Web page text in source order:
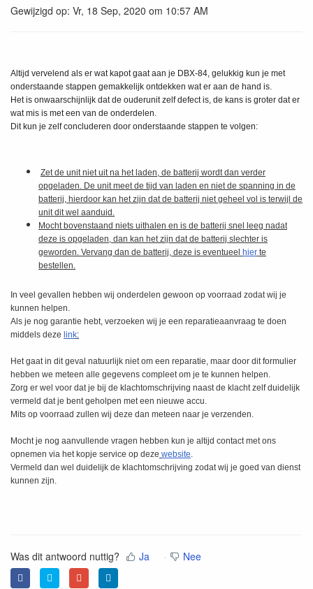
Gewijzigd op: Vr, 18 Sep, 2020 om 10:57 AM
Altijd vervelend als er wat kapot gaat aan je DBX-84, gelukkig kun je met
onderstaande stappen gemakkelijk ontdekken wat er aan de hand is.
Het is onwaarschijnlijk dat de ouderunit zelf defect is, de kans is groter dat er
wat mis is met een van de onderdelen.
Dit kun je zelf concluderen door onderstaande stappen te volgen:
Zet de unit niet uit na het laden, de batterij wordt dan verder
opgeladen. De unit meet de tijd van laden en niet de spanning in de
batterij, hierdoor kan het zijn dat de batterij niet geheel vol is terwijl de
unit dit wel aanduid.
Mocht bovenstaand niets uithalen en is de batterij snel leeg nadat
deze is opgeladen, dan kan het zijn dat de batterij slechter is
geworden. Vervang dan de batterij, deze is eventueel
hier te
bestellen.
In veel gevallen hebben wij onderdelen gewoon op voorraad zodat wij je
kunnen helpen.
Als je nog garantie hebt, verzoeken wij je een reparatieaanvraag te doen
middels deze link:
Het gaat in dit geval natuurlijk niet om een reparatie, maar door dit formulier
hebben we meteen alle gegevens compleet om je te kunnen helpen.
Zorg er wel voor dat je bij de klachtomschrijving naast de klacht zelf duidelijk
vermeld dat je bent geholpen met een nieuwe accu.
Mits op voorraad zullen wij deze dan meteen naar je verzenden.
Mocht je nog aanvullende vragen hebben kun je altijd contact met ons
opnemen via het kopje service op deze website.
Vermeld dan wel duidelijk de klachtomschrijving zodat wij je goed van dienst
kunnen zijn.
Was dit antwoord nuttig? Ja Nee